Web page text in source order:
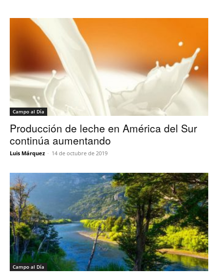
Campo al Día
Producción de leche en América del Sur
continúa aumentando
Luis Márquez - 14 de octubre de 2019
Campo al Día